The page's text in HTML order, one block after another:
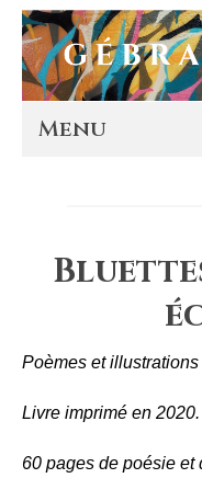
Menu
Poèmes et
Livre imprimé en 2020.
60 pages de poésie et